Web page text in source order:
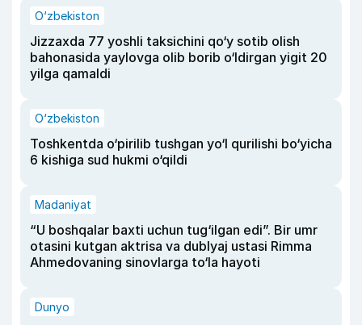
O‘zbekiston
Jizzaxda 77 yoshli taksichini qo‘y sotib olish
bahonasida yaylovga olib borib o‘ldirgan yigit 20
yilga qamaldi
O‘zbekiston
Toshkentda o‘pirilib tushgan yo‘l qurilishi bo‘yicha
6 kishiga sud hukmi o‘qildi
Madaniyat
“U boshqalar baxti uchun tug‘ilgan edi”. Bir umr
otasini kutgan aktrisa va dublyaj ustasi Rimma
Ahmedovaning sinovlarga to‘la hayoti
Dunyo